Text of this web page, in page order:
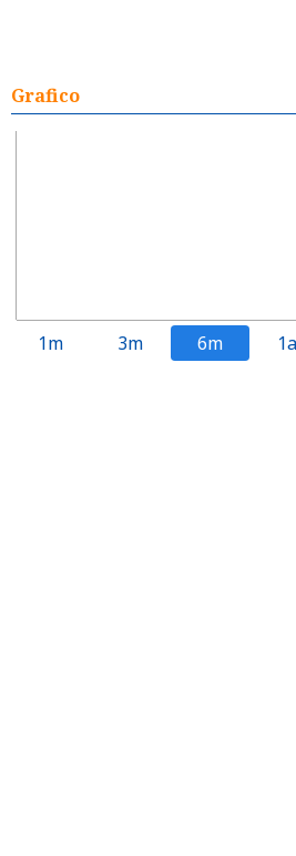
Grafico
1m 3m 6m 1a